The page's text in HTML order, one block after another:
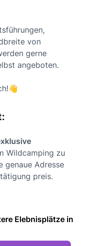
von
gerne
angeboten.
Wildcamping zu
genaue Adresse
preis.
Elebnisplätze in